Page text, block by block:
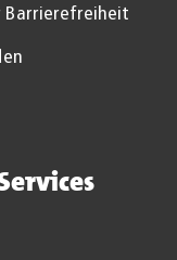
Barrierefreiheit